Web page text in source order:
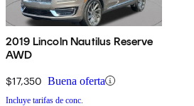
2019 Lincoln Nautilus Reserve
AWD
$17,350 Buena oferta
Incluye tarifas de conc.